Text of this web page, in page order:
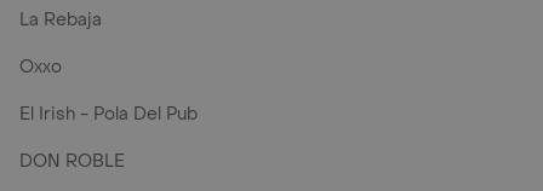
La Rebaja
Oxxo
El Irish - Pola Del Pub
DON ROBLE